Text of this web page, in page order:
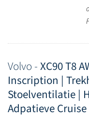
Volvo -XC90 T8
Inscription |
Stoelventilatie |
Adpatieve